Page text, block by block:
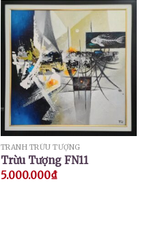
TRANH TRỪU TƯỢNG
Trừu Tượng FN11
5.000.000₫